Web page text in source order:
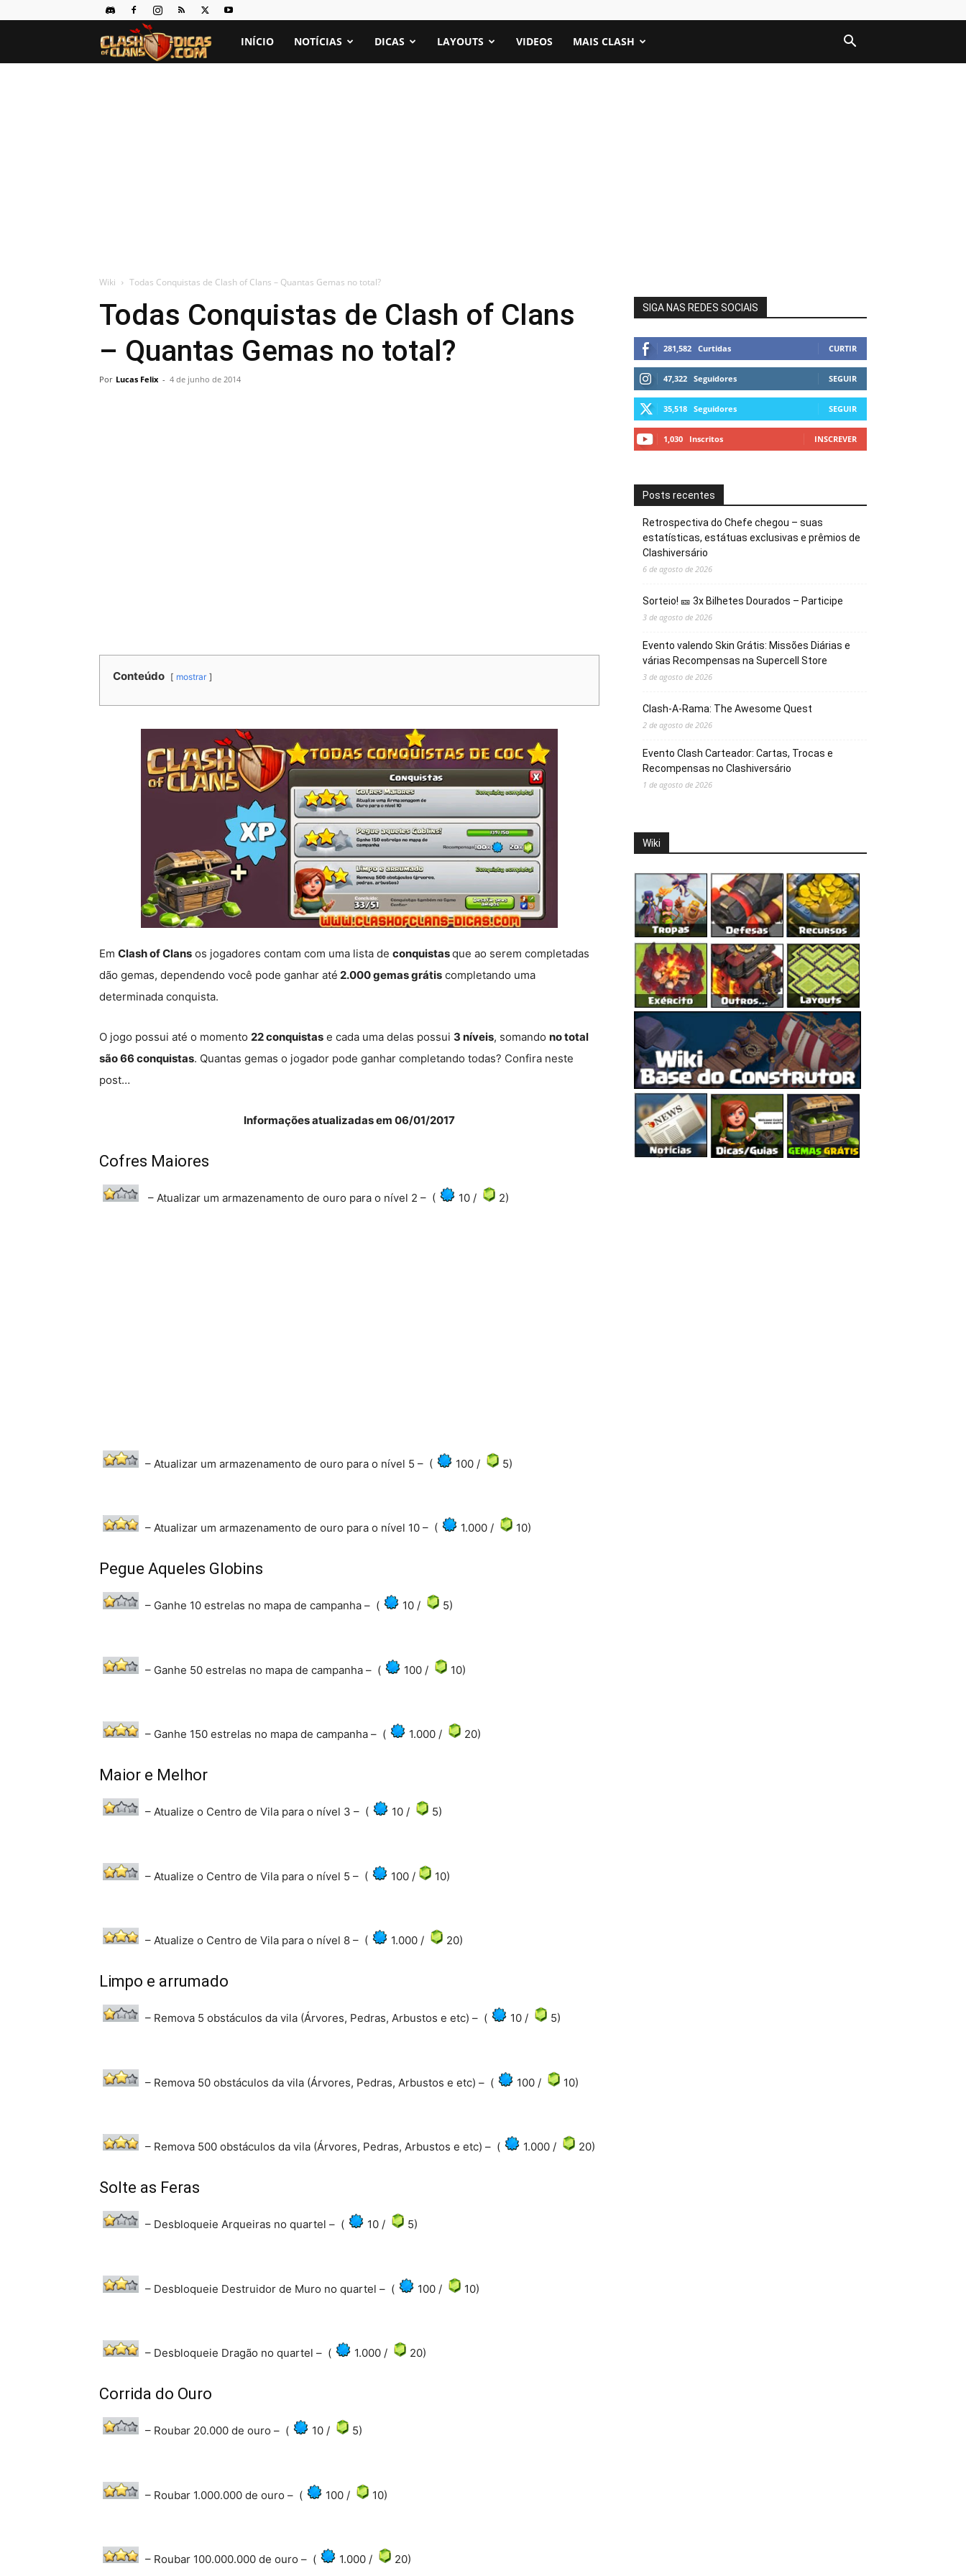
Clash
INÍCIO NOTÍCIAS DICAS LAYOUTS VIDEOS MAIS CLASH
Wiki Todas Conquistas de Clash of Clans – Quantas Gemas no total?
Todas Conquistas de Clash of Clans
– Quantas Gemas no total?
Por Lucas Felix - 4 de junho de 2014
Conteúdo mostrar
Em Clash of Clans os jogadores contam com uma lista de conquistasque ao serem completadas
dão gemas, dependendo você pode ganhar até 2.000 gemas grátis completando uma
determinada conquista.
O jogo possui até o momento 22 conquistas e cada uma delas possui 3 níveis, somando no total
são 66 conquistas. Quantas gemas o jogador pode ganhar completando todas? Confira neste
post…
Informações atualizadas em 06/01/2017
Cofres Maiores
– Atualizar um armazenamento de ouro para o nível 2 – ( 10 / 2)
– Atualizar um armazenamento de ouro para o nível 5 – ( 100 / 5)
– Atualizar um armazenamento de ouro para o nível 10 – ( 1.000 / 10)
Pegue Aqueles Globins
– Ganhe 10 estrelas no mapa de campanha – ( 10 / 5)
– Ganhe 50 estrelas no mapa de campanha – ( 100 / 10)
– Ganhe 150 estrelas no mapa de campanha – ( 1.000 / 20)
Maior e Melhor
– Atualize o Centro de Vila para o nível 3 – ( 10 / 5)
– Atualize o Centro de Vila para o nível 5 – ( 100 / 10)
– Atualize o Centro de Vila para o nível 8 – ( 1.000 / 20)
Limpo e arrumado
– Remova 5 obstáculos da vila (Árvores, Pedras, Arbustos e etc) – ( 10 / 5)
– Remova 50 obstáculos da vila (Árvores, Pedras, Arbustos e etc) – ( 100 / 10)
– Remova 500 obstáculos da vila (Árvores, Pedras, Arbustos e etc) – ( 1.000 / 20)
Solte as Feras
– Desbloqueie Arqueiras no quartel – ( 10 / 5)
– Desbloqueie Destruidor de Muro no quartel – ( 100 / 10)
– Desbloqueie Dragão no quartel – ( 1.000 / 20)
Corrida do Ouro
– Roubar 20.000 de ouro – ( 10 / 5)
– Roubar 1.000.000 de ouro – ( 100 / 10)
– Roubar 100.000.000 de ouro – ( 1.000 / 20)
SIGA NAS REDES SOCIAIS
281,582 Curtidas CURTIR
47,322 Seguidores SEGUIR
35,518 Seguidores SEGUIR
1,030 Inscritos INSCREVER
Posts recentes
Retrospectiva do Chefe chegou – suas
estatísticas, estátuas exclusivas e prêmios de
Clashiversário
6 de agosto de 2026
Sorteio! 🎫 3x Bilhetes Dourados – Participe
3 de agosto de 2026
Evento valendo Skin Grátis: Missões Diárias e
várias Recompensas na Supercell Store
3 de agosto de 2026
Clash-A-Rama: The Awesome Quest
2 de agosto de 2026
Evento Clash Carteador: Cartas, Trocas e
Recompensas no Clashiversário
1 de agosto de 2026
Wiki